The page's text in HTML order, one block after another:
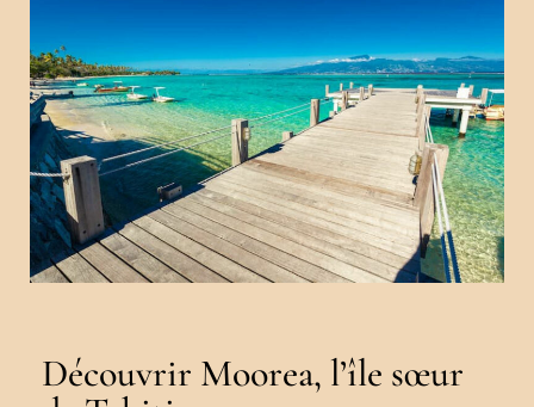
Découvrir Moorea, l’île sœur